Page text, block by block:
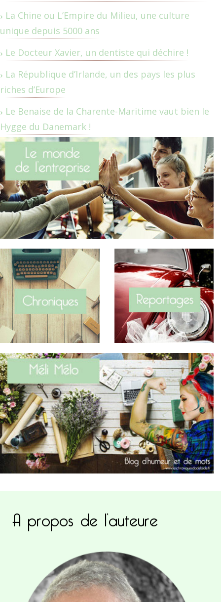
La Chine ou L’Empire du Milieu, une culture
unique depuis 5000 ans
Le Docteur Xavier, un dentiste qui déchire !
La République d’Irlande, un des pays les plus
riches d’Europe
Le Benaise de la Charente-Maritime vaut bien le
Hygge du Danemark !
A propos de l’auteure